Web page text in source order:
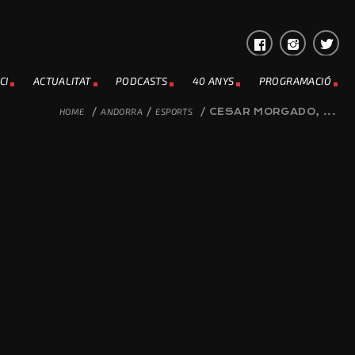
ACTUALITAT PODCASTS 40 ANYS PROGRAMACIÓ
HOME / ANDORRA / ESPORTS / CÉSAR MORGADO, ...